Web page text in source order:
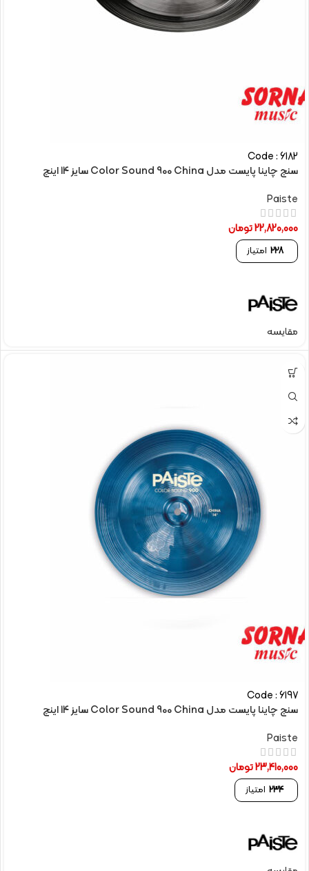
Code : 6182
سنج چاینا پایست مدل Color Sound 900 China سایز 14 اینچ
Paiste
22,820,000تومان
228 امتیاز
مقایسه
Code : 6197
سنج چاینا پایست مدل Color Sound 900 China سایز 14 اینچ
Paiste
23,410,000تومان
234 امتیاز